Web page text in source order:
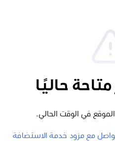
متاحة حاليًا
في الوقت الحالي.
مع مزود خدمة الاستضافة